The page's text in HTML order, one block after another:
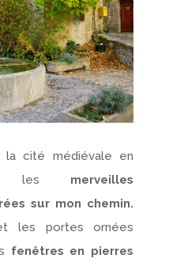
cité médiévale en
les merveilles
sur mon chemin.
les portes ornées
fenêtres en pierres